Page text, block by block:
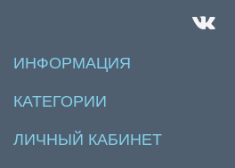
ИНФОРМАЦИЯ
КАТЕГОРИИ
ЛИЧНЫЙ КАБИНЕТ